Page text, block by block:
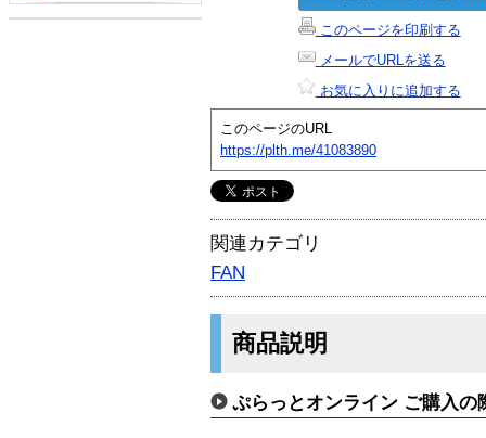
このページを印刷する
メールでURLを送る
お気に入りに追加する
このページのURL
https://plth.me/41083890
関連カテゴリ
FAN
商品説明
ぷらっとオンライン ご購入の